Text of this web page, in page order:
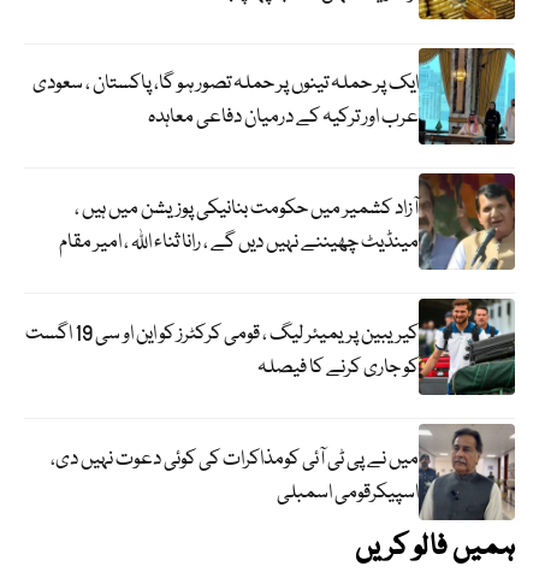
ایک پر حملہ تینوں پر حملہ تصور ہو گا، پاکستان ، سعودی
عرب اور ترکیہ کے درمیان دفاعی معاہدہ
آزاد کشمیر میں حکومت بنانیکی پوزیشن میں ہیں ،
مینڈیٹ چھیننے نہیں دیں گے ، رانا ثناء اللہ ، امیر مقام
کیریبین پریمیئر لیگ ، قومی کرکٹرز کو این او سی 19 اگست
کو جاری کرنے کا فیصلہ
میں نے پی ٹی آئی کومذاکرات کی کوئی دعوت نہیں دی،
اسپیکرقومی اسمبلی
ہمیں فالو کریں